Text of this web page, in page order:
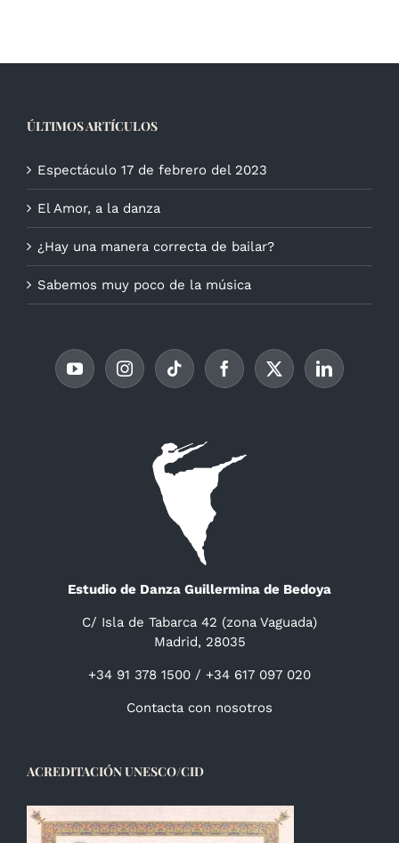
ÚLTIMOS ARTÍCULOS
Espectáculo 17 de febrero del 2023
El Amor, a la danza
¿Hay una manera correcta de bailar?
Sabemos muy poco de la música
Estudio de Danza Guillermina de Bedoya
C/ Isla de Tabarca 42 (zona Vaguada)
Madrid, 28035
+34 91 378 1500 / +34 617 097 020
Contacta con nosotros
ACREDITACIÓN UNESCO/CID